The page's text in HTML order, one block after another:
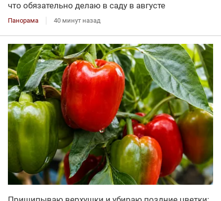
что обязательно делаю в саду в августе
Панорама 40 минут назад